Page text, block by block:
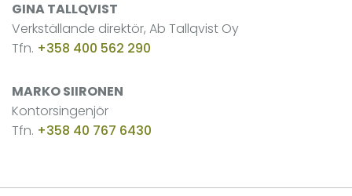
GINA TALLQVIST
Verkställande direktör, Ab Tallqvist Oy
Tfn. +358 400 562 290
MARKO SIIRONEN
Kontorsingenjör
Tfn. +358 40 767 6430